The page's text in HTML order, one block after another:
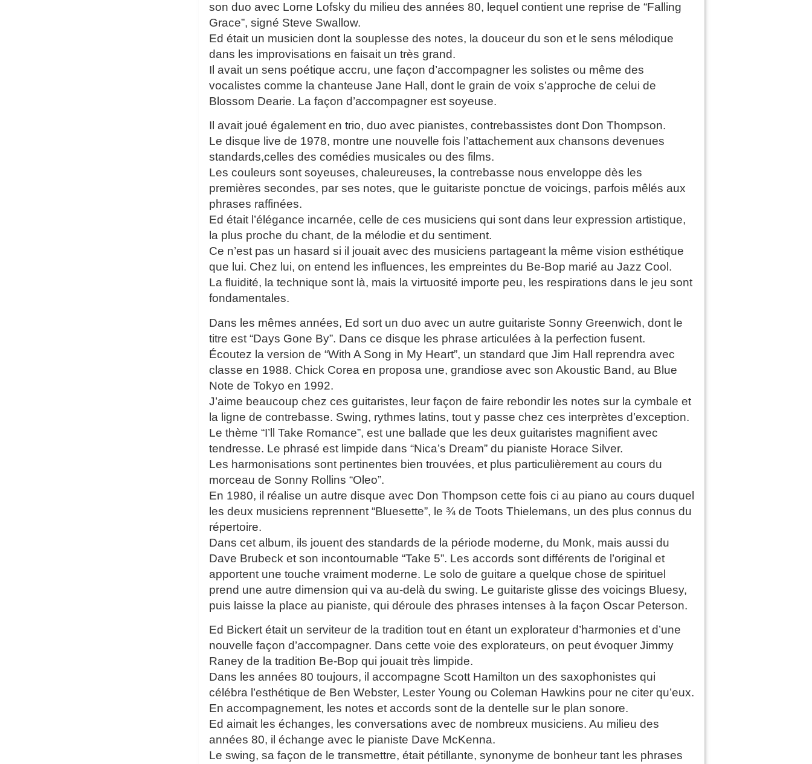
son duo avec Lorne Lofsky du milieu des années 80, lequel contient une reprise de “Falling
Grace”, signé Steve Swallow.
Ed était un musicien dont la souplesse des notes, la douceur du son et le sens mélodique
dans les improvisations en faisait un très grand.
Il avait un sens poétique accru, une façon d’accompagner les solistes ou même des
vocalistes comme la chanteuse Jane Hall, dont le grain de voix s’approche de celui de
Blossom Dearie. La façon d’accompagner est soyeuse.
Il avait joué également en trio, duo avec pianistes, contrebassistes dont Don Thompson.
Le disque live de 1978, montre une nouvelle fois l’attachement aux chansons devenues
standards,celles des comédies musicales ou des films.
Les couleurs sont soyeuses, chaleureuses, la contrebasse nous enveloppe dès les
premières secondes, par ses notes, que le guitariste ponctue de voicings, parfois mêlés aux
phrases raffinées.
Ed était l’élégance incarnée, celle de ces musiciens qui sont dans leur expression artistique,
la plus proche du chant, de la mélodie et du sentiment.
Ce n’est pas un hasard si il jouait avec des musiciens partageant la même vision esthétique
que lui. Chez lui, on entend les influences, les empreintes du Be-Bop marié au Jazz Cool.
La fluidité, la technique sont là, mais la virtuosité importe peu, les respirations dans le jeu sont
fondamentales.
Dans les mêmes années, Ed sort un duo avec un autre guitariste Sonny Greenwich, dont le
titre est “Days Gone By”. Dans ce disque les phrase articulées à la perfection fusent.
Écoutez la version de “With A Song in My Heart”, un standard que Jim Hall reprendra avec
classe en 1988. Chick Corea en proposa une, grandiose avec son Akoustic Band, au Blue
Note de Tokyo en 1992.
J’aime beaucoup chez ces guitaristes, leur façon de faire rebondir les notes sur la cymbale et
la ligne de contrebasse. Swing, rythmes latins, tout y passe chez ces interprètes d’exception.
Le thème “I’ll Take Romance”, est une ballade que les deux guitaristes magnifient avec
tendresse. Le phrasé est limpide dans “Nica’s Dream” du pianiste Horace Silver.
Les harmonisations sont pertinentes bien trouvées, et plus particulièrement au cours du
morceau de Sonny Rollins “Oleo”.
En 1980, il réalise un autre disque avec Don Thompson cette fois ci au piano au cours duquel
les deux musiciens reprennent “Bluesette”, le ¾ de Toots Thielemans, un des plus connus du
répertoire.
Dans cet album, ils jouent des standards de la période moderne, du Monk, mais aussi du
Dave Brubeck et son incontournable “Take 5”. Les accords sont différents de l’original et
apportent une touche vraiment moderne. Le solo de guitare a quelque chose de spirituel
prend une autre dimension qui va au-delà du swing. Le guitariste glisse des voicings Bluesy,
puis laisse la place au pianiste, qui déroule des phrases intenses à la façon Oscar Peterson.
Ed Bickert était un serviteur de la tradition tout en étant un explorateur d’harmonies et d’une
nouvelle façon d’accompagner. Dans cette voie des explorateurs, on peut évoquer Jimmy
Raney de la tradition Be-Bop qui jouait très limpide.
Dans les années 80 toujours, il accompagne Scott Hamilton un des saxophonistes qui
célébra l’esthétique de Ben Webster, Lester Young ou Coleman Hawkins pour ne citer qu’eux.
En accompagnement, les notes et accords sont de la dentelle sur le plan sonore.
Ed aimait les échanges, les conversations avec de nombreux musiciens. Au milieu des
années 80, il échange avec le pianiste Dave McKenna.
Le swing, sa façon de le transmettre, était pétillante, synonyme de bonheur tant les phrases